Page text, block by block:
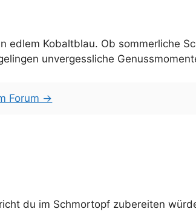
Kobaltblau. Ob sommerliche
unvergessliche
Forum →
du im Schmortopf zubereiten